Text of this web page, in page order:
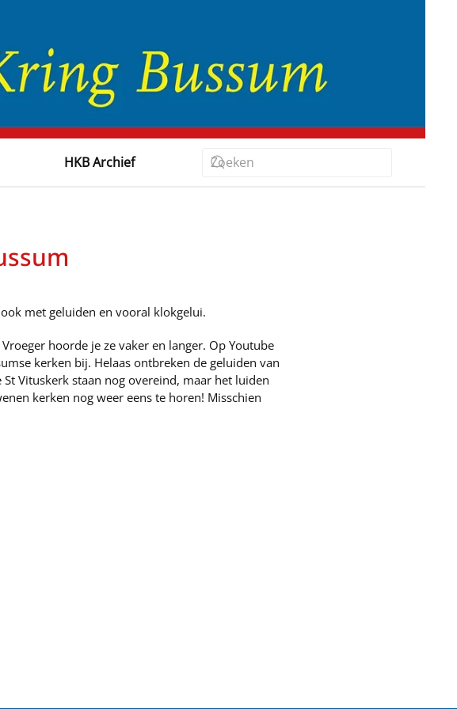
HKB Archief
met geluiden en vooral klokgelui.
hoorde je ze vaker en langer. Op Youtube
kerken bij. Helaas ontbreken de geluiden van
Vituskerk staan nog overeind, maar het luiden
kerken nog weer eens te horen! Misschien